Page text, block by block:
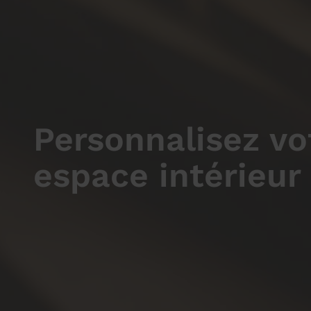
Personnalisez
espace intérieur